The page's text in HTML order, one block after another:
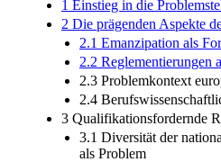
1 Einstieg in die
2 Die prägenden Aspekte
2.1 Emanzipation als
2.2 Reglementierungen
2.3 Problemkontext
2.4
3 Qualifikationsfordernde
3.1 Diversität der
als Problem